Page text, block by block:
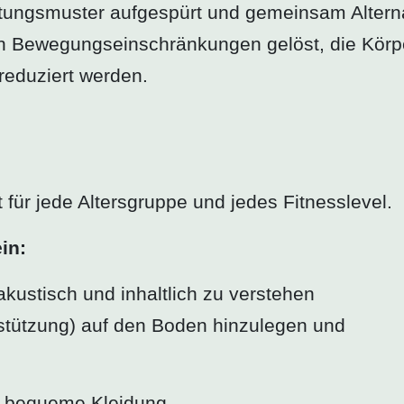
aufgespürt und gemeinsam
gelöst, die
werden.
jede Altersgruppe und jedes Fitnesslevel.
und inhaltlich zu verstehen
auf den Boden hinzulegen und